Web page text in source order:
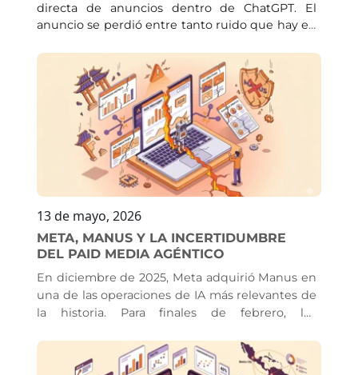
directa de anuncios dentro de ChatGPT. El
anuncio se perdió entre tanto ruido que hay en
muy relevante: un canal con cerca de 900
millones de usuarios semanales que durante
meses estuvo reservado a un grupo cerrado de
marcas grandes quedó al alcance de cualquier
empresa con un presupuesto modesto y
disposición a experimentar.
13 de mayo, 2026
META, MANUS Y LA INCERTIDUMBRE
DEL PAID MEDIA AGÉNTICO
En diciembre de 2025, Meta adquirió Manus en
una de las operaciones de IA más relevantes de
la historia. Para finales de febrero, los
usando Manus de forma nativa dentro del Ads
Manager, haciendo nuestros primeros